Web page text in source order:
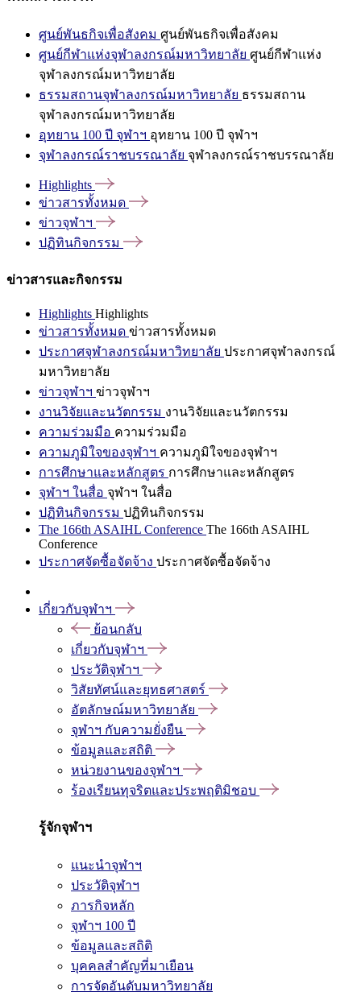
ศูนย์พันธกิจเพื่อสังคม ศูนย์พันธกิจเพื่อสังคม
ศูนย์กีฬาแห่งจุฬาลงกรณ์มหาวิทยาลัย ศูนย์กีฬาแห่ง
จุฬาลงกรณ์มหาวิทยาลัย
ธรรมสถานจุฬาลงกรณ์มหาวิทยาลัย ธรรมสถาน
จุฬาลงกรณ์มหาวิทยาลัย
อุทยาน 100 ปี จุฬาฯ อุทยาน 100 ปี จุฬาฯ
จุฬาลงกรณ์ราชบรรณาลัย จุฬาลงกรณ์ราชบรรณาลัย
Highlights
ข่าวสารทั้งหมด
ข่าวจุฬาฯ
ปฏิทินกิจกรรม
ข่าวสารและกิจกรรม
Highlights Highlights
ข่าวสารทั้งหมด ข่าวสารทั้งหมด
ประกาศจุฬาลงกรณ์มหาวิทยาลัย ประกาศจุฬาลงกรณ์
มหาวิทยาลัย
ข่าวจุฬาฯ ข่าวจุฬาฯ
งานวิจัยและนวัตกรรม งานวิจัยและนวัตกรรม
ความร่วมมือ ความร่วมมือ
ความภูมิใจของจุฬาฯ ความภูมิใจของจุฬาฯ
การศึกษาและหลักสูตร การศึกษาและหลักสูตร
จุฬาฯ ในสื่อ จุฬาฯ ในสื่อ
ปฏิทินกิจกรรม ปฏิทินกิจกรรม
The 166th ASAIHL Conference The 166th ASAIHL
Conference
ประกาศจัดซื้อจัดจ้าง ประกาศจัดซื้อจัดจ้าง
เกี่ยวกับจุฬาฯ
ย้อนกลับ
เกี่ยวกับจุฬาฯ
ประวัติจุฬาฯ
วิสัยทัศน์และยุทธศาสตร์
อัตลักษณ์มหาวิทยาลัย
จุฬาฯ กับความยั่งยืน
ข้อมูลและสถิติ
หน่วยงานของจุฬาฯ
ร้องเรียนทุจริตและประพฤติมิชอบ
รู้จักจุฬาฯ
แนะนำจุฬาฯ
ประวัติจุฬาฯ
ภารกิจหลัก
จุฬาฯ 100 ปี
ข้อมูลและสถิติ
บุคคลสำคัญที่มาเยือน
การจัดอันดับมหาวิทยาลัย